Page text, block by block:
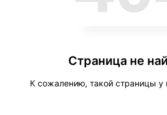
Страница не
К сожалению, такой страницы у